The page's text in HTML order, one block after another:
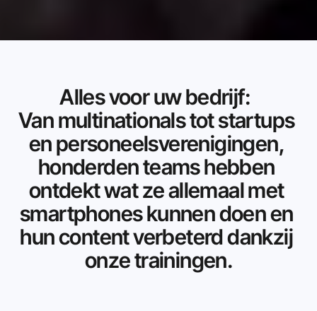
Alles voor uw bedrijf:
Van multinationals tot startups
en personeelsverenigingen,
honderden teams hebben
ontdekt wat ze allemaal met
smartphones kunnen doen en
hun content verbeterd dankzij
onze trainingen.